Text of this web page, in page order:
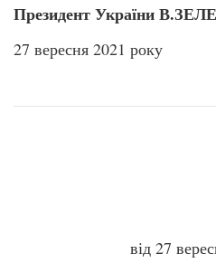
Президент України
27 вересня 2021 року
від 27